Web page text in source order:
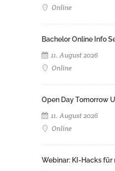
Online
Bachelor Online Info
11. August 2026
Online
Open Day Tomorrow
11. August 2026
Online
Webinar: KI-Hacks